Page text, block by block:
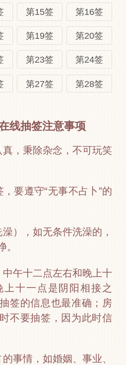
第15签 第16签
第19签 第20签
第23签 第24签
第27签 第28签
线抽签注意事项
，秉除杂念，不可玩笑
要遵守“无事不占卜”的
），如无条件洗澡的，
。
午十二点左右和晚上十
十一点是阴阳相接之
签的信息也最准确；房
不要抽签，因为此时信
事情，如婚姻、事业、